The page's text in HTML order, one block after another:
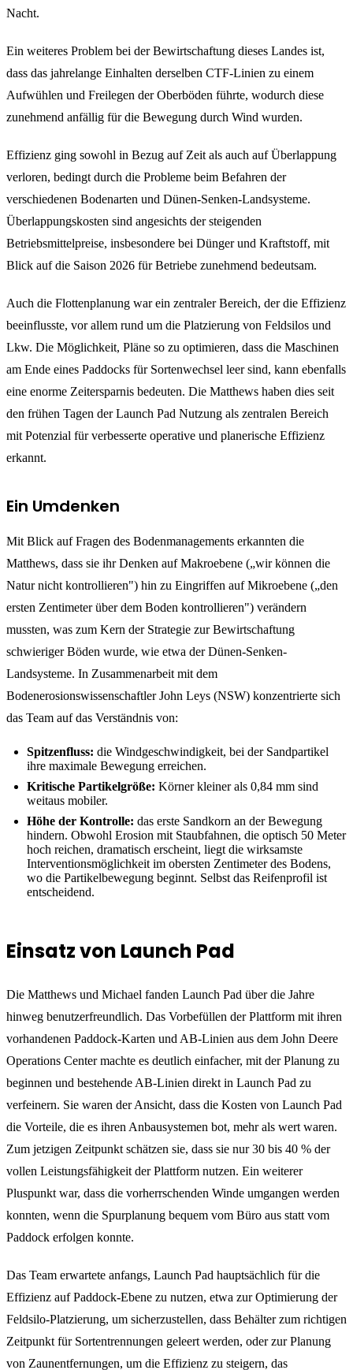
Nacht.
Ein weiteres Problem bei der Bewirtschaftung dieses Landes ist,
dass das jahrelange Einhalten derselben CTF-Linien zu einem
Aufwühlen und Freilegen der Oberböden führte, wodurch diese
zunehmend anfällig für die Bewegung durch Wind wurden.
Effizienz ging sowohl in Bezug auf Zeit als auch auf Überlappung
verloren, bedingt durch die Probleme beim Befahren der
verschiedenen Bodenarten und Dünen-Senken-Landsysteme.
Überlappungskosten sind angesichts der steigenden
Betriebsmittelpreise, insbesondere bei Dünger und Kraftstoff, mit
Blick auf die Saison 2026 für Betriebe zunehmend bedeutsam.
Auch die Flottenplanung war ein zentraler Bereich, der die Effizienz
beeinflusste, vor allem rund um die Platzierung von Feldsilos und
Lkw. Die Möglichkeit, Pläne so zu optimieren, dass die Maschinen
am Ende eines Paddocks für Sortenwechsel leer sind, kann ebenfalls
eine enorme Zeitersparnis bedeuten. Die Matthews haben dies seit
den frühen Tagen der Launch Pad Nutzung als zentralen Bereich
mit Potenzial für verbesserte operative und planerische Effizienz
erkannt.
Ein Umdenken
Mit Blick auf Fragen des Bodenmanagements erkannten die
Matthews, dass sie ihr Denken auf Makroebene („wir können die
Natur nicht kontrollieren") hin zu Eingriffen auf Mikroebene („den
ersten Zentimeter über dem Boden kontrollieren") verändern
mussten, was zum Kern der Strategie zur Bewirtschaftung
schwieriger Böden wurde, wie etwa der Dünen-Senken-
Landsysteme. In Zusammenarbeit mit dem
Bodenerosionswissenschaftler John Leys (NSW) konzentrierte sich
das Team auf das Verständnis von:
Spitzenfluss: die Windgeschwindigkeit, bei der Sandpartikel
ihre maximale Bewegung erreichen.
Kritische Partikelgröße: Körner kleiner als 0,84 mm sind
weitaus mobiler.
Höhe der Kontrolle: das erste Sandkorn an der Bewegung
hindern. Obwohl Erosion mit Staubfahnen, die optisch 50 Meter
hoch reichen, dramatisch erscheint, liegt die wirksamste
Interventionsmöglichkeit im obersten Zentimeter des Bodens,
wo die Partikelbewegung beginnt. Selbst das Reifenprofil ist
entscheidend.
Einsatz von Launch Pad
Die Matthews und Michael fanden Launch Pad über die Jahre
hinweg benutzerfreundlich. Das Vorbefüllen der Plattform mit ihren
vorhandenen Paddock-Karten und AB-Linien aus dem John Deere
Operations Center machte es deutlich einfacher, mit der Planung zu
beginnen und bestehende AB-Linien direkt in Launch Pad zu
verfeinern. Sie waren der Ansicht, dass die Kosten von Launch Pad
die Vorteile, die es ihren Anbausystemen bot, mehr als wert waren.
Zum jetzigen Zeitpunkt schätzen sie, dass sie nur 30 bis 40 % der
vollen Leistungsfähigkeit der Plattform nutzen. Ein weiterer
Pluspunkt war, dass die vorherrschenden Winde umgangen werden
konnten, wenn die Spurplanung bequem vom Büro aus statt vom
Paddock erfolgen konnte.
Das Team erwartete anfangs, Launch Pad hauptsächlich für die
Effizienz auf Paddock-Ebene zu nutzen, etwa zur Optimierung der
Feldsilo-Platzierung, um sicherzustellen, dass Behälter zum richtigen
Zeitpunkt für Sortentrennungen geleert werden, oder zur Planung
von Zaunentfernungen, um die Effizienz zu steigern, das